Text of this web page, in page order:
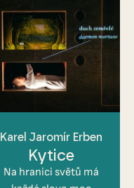
Karel Jaromír Erben
Kytice
Na hranici světů má